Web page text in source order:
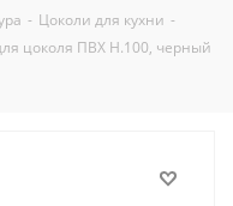
- Цоколи для кухни -
цоколя ПВХ Н.100, черный